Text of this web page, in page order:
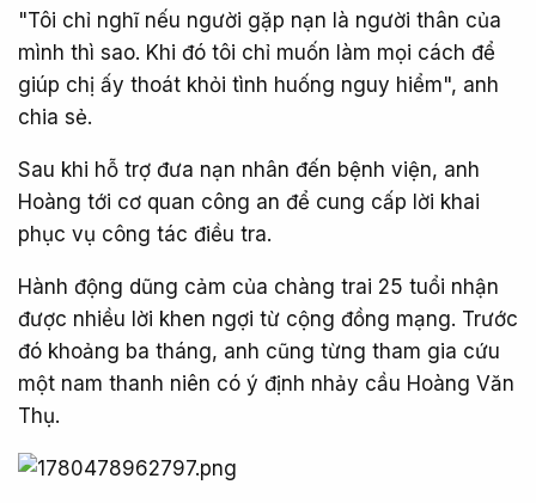
"Tôi chỉ nghĩ nếu người gặp nạn là người thân của
mình thì sao. Khi đó tôi chỉ muốn làm mọi cách để
giúp chị ấy thoát khỏi tình huống nguy hiểm", anh
chia sẻ.
Sau khi hỗ trợ đưa nạn nhân đến bệnh viện, anh
Hoàng tới cơ quan công an để cung cấp lời khai
phục vụ công tác điều tra.
Hành động dũng cảm của chàng trai 25 tuổi nhận
được nhiều lời khen ngợi từ cộng đồng mạng. Trước
đó khoảng ba tháng, anh cũng từng tham gia cứu
một nam thanh niên có ý định nhảy cầu Hoàng Văn
Thụ.